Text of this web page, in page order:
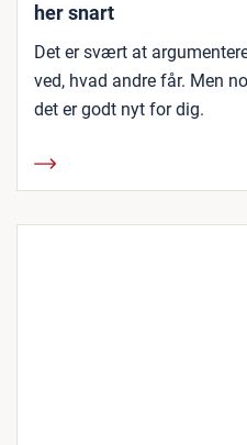
her snart
Det er svært at
ved, hvad andre får. Men
det er godt nyt for dig.